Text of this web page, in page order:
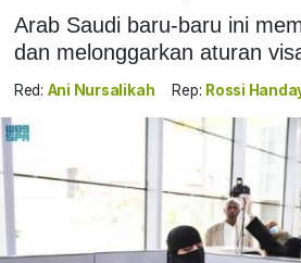
Arab Saudi baru-baru ini
dan melonggarkan aturan
Red: Ani Nursalikah Rep: Rossi